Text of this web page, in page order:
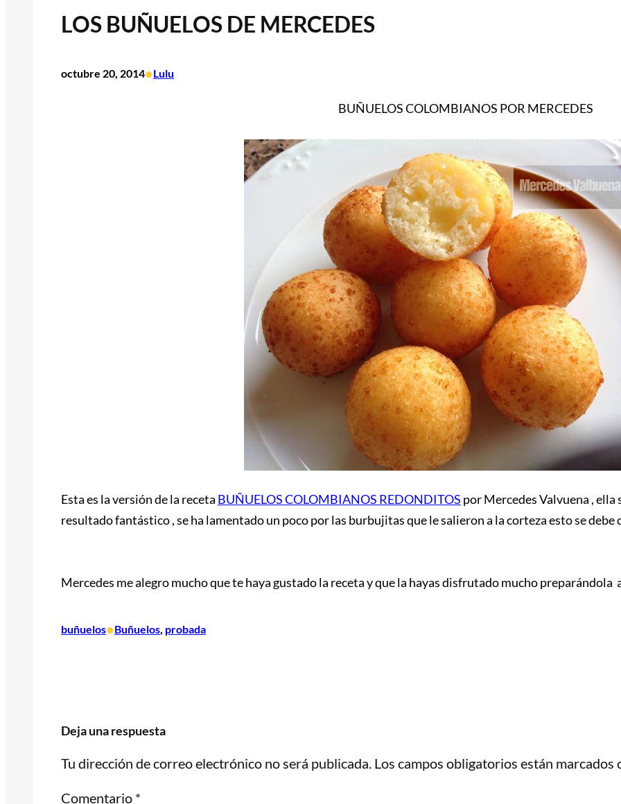
LOS BUÑUELOS DE MERCEDES
octubre 20, 2014•Lulu
BUÑUELOS COLOMBIANOS POR MERCEDES
Esta es la versión de la receta BUÑUELOS COLOMBIANOS REDONDITOS por Mercedes Valvuena ,
resultado fantástico , se ha lamentado un poco por las burbujitas que le salieron a la corteza esto se
Mercedes me alegro mucho que te haya gustado la receta y que la hayas disfrutado mucho preparándola
buñuelos•Buñuelos probada
Deja una respuesta
Tu dirección de correo electrónico no será publicada. Los campos obligatorios están marcados
Comentario *